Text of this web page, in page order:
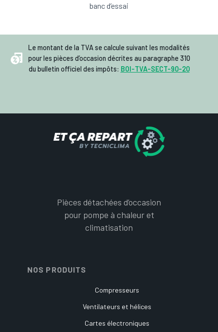
banc d’essai
Le montant de la TVA se calcule suivant les modalités
pour les pièces d’occasion décrites au paragraphe 310
du bulletin officiel des impôts: BOI-TVA-SECT-90-20
Pièces détachées d’occasion
pour pompe à chaleur et
climatisation
NOS PRODUITS
Compresseurs
Ventilateurs et hélices
Cartes électroniques